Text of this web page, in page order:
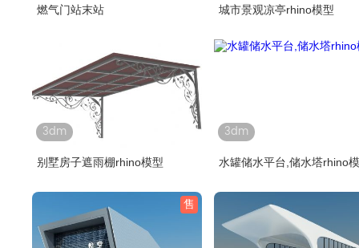
燃气门站末站 城市景观凉亭rhino模型
3dm
别墅房子遮雨棚rhino模型
3dm
水罐储水平台,储水塔rhino
售